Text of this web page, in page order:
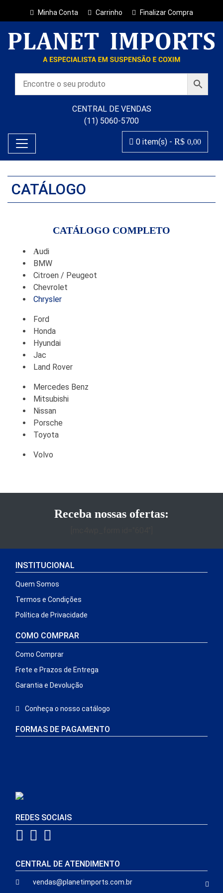
Minha Conta Carrinho Finalizar Compra
CENTRAL DE VENDAS
(11) 5060-5700
0 item(s) - R$ 0,00
CATÁLOGO
CATÁLOGO COMPLETO
Audi
BMW
Citroen / Peugeot
Chevrolet
Chrysler
Ford
Honda
Hyundai
Jac
Land Rover
Mercedes Benz
Mitsubishi
Nissan
Porsche
Toyota
Volvo
Receba nossas ofertas:
INSTITUCIONAL
Quem Somos
Termos e Condições
Política de Privacidade
COMO COMPRAR
Como Comprar
Frete e Prazos de Entrega
Garantia e Devolução
Conheça o nosso catálogo
FORMAS DE PAGAMENTO
REDES SOCIAIS
CENTRAL DE ATENDIMENTO
vendas@planetimports.com.br